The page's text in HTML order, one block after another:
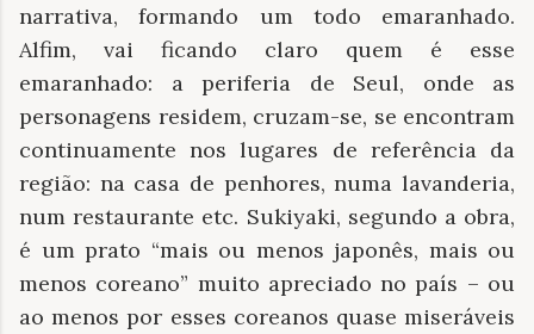
narrativa, formando um todo emaranhado.
Alfim, vai ficando claro quem é esse
emaranhado: a periferia de Seul, onde as
personagens residem, cruzam-se, se encontram
continuamente nos lugares de referência da
região: na casa de penhores, numa lavanderia,
num restaurante etc. Sukiyaki, segundo a obra,
é um prato “mais ou menos japonês, mais ou
menos coreano” muito apreciado no país – ou
ao menos por esses coreanos quase miseráveis